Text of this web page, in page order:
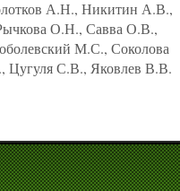
А.Н., Никитин А.В.,
О.Н., Савва О.В.,
М.С., Соколова
С.В., Яковлев В.В.